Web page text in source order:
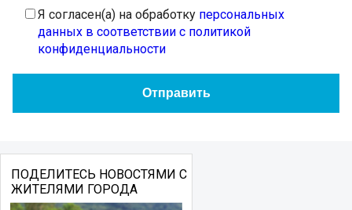
Я согласен(а) на обработку персональных
данных в соответствии с политикой
конфиденциальности
ПОДЕЛИТЕСЬ НОВОСТЯМИ С
ЖИТЕЛЯМИ ГОРОДА